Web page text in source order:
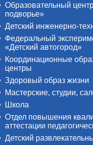
Образовательный
подворье»
Детский инженерно-
Федеральный
«Детский автогород»
Координационные
центры
Здоровый образ жизни
Мастерские, студии,
Школа
Отдел повышения
аттестации
Детский